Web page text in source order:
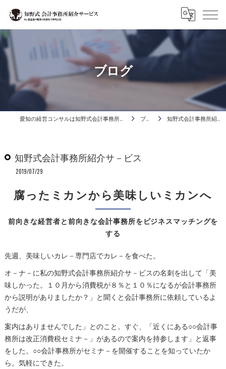
ブログ
愛知の経営コンサルは知野式会計事務所活用コンサルタント ブログ 知野式会計事務所紹介サ－ビス
知野式会計事務所紹介サ－ビス
2019/07/29
前向きな経営者と前向きな会計事務所をビジネスマッチングを
する
腐ったミカンから美味しいミカンへ
先週、美味しいカレ－専門店でカレ－を食べた。
オ－ナ－に私の知野式会計事務所紹介サ－ビスの名刺を出して「美
味しかった。１０月から消費税が８％と１０％になるが会計事務所
から説明がありましたか？」と聞くと会計事務所に依頼しているよ
うだが、
案内はありませんでした」とのこと。すぐ、「近くにある○○会計事
務所は改正消費税セミナ－」があるので案内を持参します」と返事
をした。○○会計事務所がセミナ－を開催することを知っていたか
ら。気軽にできた。